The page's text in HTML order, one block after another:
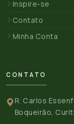
Inspire-se
Contato
Minha Conta
CONTATO
R. Carlos
Boqueirão,